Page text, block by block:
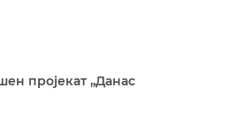
пројекат „Данас